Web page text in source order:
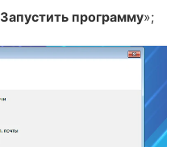
Запустить программу»;